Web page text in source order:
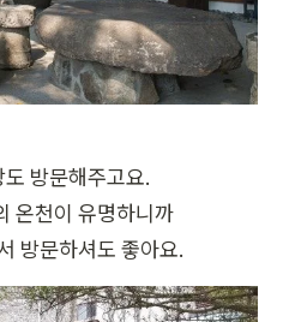
방문해주고요.
온천이 유명하니까
방문하셔도 좋아요.